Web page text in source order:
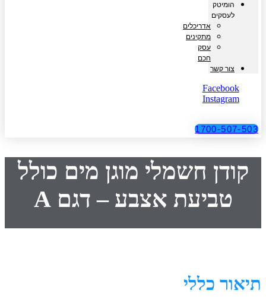
הומיטק
לעסקים
אדריכלים
מתקינים
עסק
חכם
צור קשר
Facebook
Instagram
1700-507-503
קודן חשמלי מוגן מים כולל
טביעת אצבע – דגם A
תיאור כללי